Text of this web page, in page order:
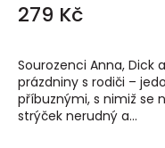
279 Kč
Sourozenci Anna, Dick
prázdniny s rodiči –
příbuznými, s nimiž se
strýček nerudný a...